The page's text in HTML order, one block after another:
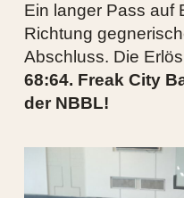
Ein langer Pass auf
Richtung
Abschluss. Die
68:64. Freak City
der NBBL!